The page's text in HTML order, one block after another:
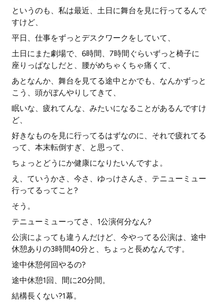
というのも、私は最近、土日に舞台を見に行ってるんで
すけど、
平日、仕事をずっとデスクワークをしていて、
土日にまた劇場で、6時間、7時間ぐらいずっと椅子に
座りっぱなしだと、腰がめちゃくちゃ痛くて、
あとなんか、舞台を見てる途中とかでも、なんかずっと
こう、頭がぼんやりしてきて、
眠いな、疲れてんな、みたいになることがあるんですけ
ど、
好きなものを見に行ってるはずなのに、それで疲れてる
って、本末転倒すぎ、と思って、
ちょっとどうにか健康になりたいんですよ。
え、ていうかさ、今さ、ゆっけさんさ、テニューミュー
行ってるってこと?
そう。
テニューミューってさ、1公演何分なん?
公演によっても違うんだけど、今やってる公演は、途中
休憩ありの3時間40分と、ちょっと長めなんです。
途中休憩何回やるの?
途中休憩1回、間に20分間。
結構長くない?1幕。